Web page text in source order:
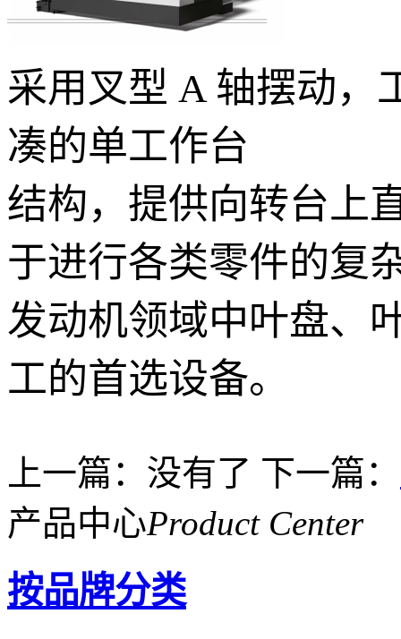
采用叉型 A 轴摆动，
凑的单工作台
结构，提供向转台上
于进行各类零件的复
发动机领域中叶盘、
工的首选设备。
上一篇：没有了 下一篇：
产品中心Product Center
按品牌分类